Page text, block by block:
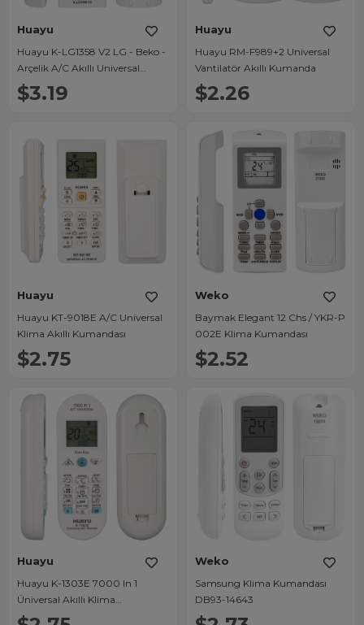
Huayu
Huayu K-LG1358 V2 LG - Beko -
Arçelik A/C Akıllı Universal
Klima Kumandası
$3.19
Huayu
Huayu RM-F989+2 Universal
Vantilatör Akıllı Kumanda
$2.26
Huayu
Huayu KT-9018E A/C Universal
Klima Akıllı Kumandası
$2.75
Weko
Baymak Elegant 12 Chs / YKR-P
002E Klima Kumandası
$2.52
Huayu
Huayu K-1303E 7000 In 1
Üniversal Akıllı Klima
Kumandası
Weko
Samsung Klima Kumandası
DB93-14643